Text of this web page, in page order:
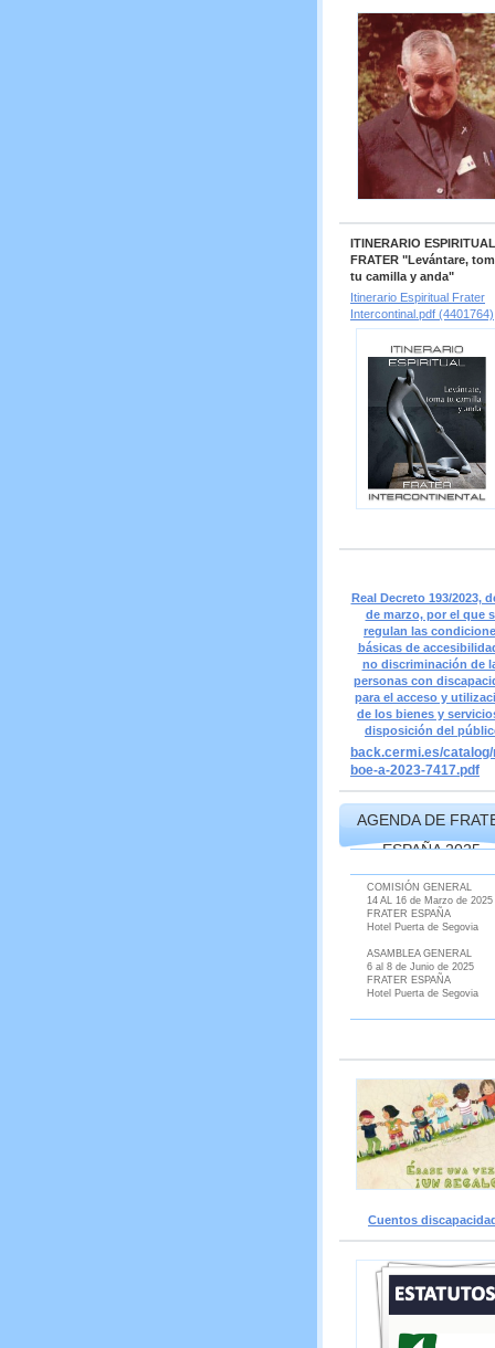
ITINERARIO
FRATER "Levántare,
tu camilla y anda"
Itinerario Espiritual Frater
Intercontinal.pdf (4401764)
Real Decreto 193/2023,
de marzo, por el que
regulan las
básicas de
no discriminación de
personas con
para el acceso y
de los bienes y
disposición del
back.cermi.es/catalog/
boe-a-2023-7417.pdf
AGENDA DE
ESPAÑA 2025
COMISIÓN GENERAL
14 AL 16 de Marzo de 2025
FRATER ESPAÑA
Hotel Puerta de Segovia
ASAMBLEA GENERAL
6 al 8 de Junio de 2025
FRATER ESPAÑA
Hotel Puerta de Segovia
Cuentos discapacidad